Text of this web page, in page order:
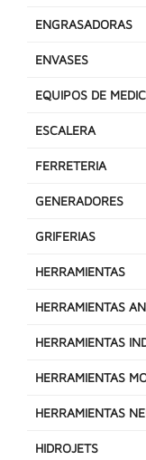
ENGRASADORAS
ENVASES
EQUIPOS DE
ESCALERA
FERRETERIA
GENERADORES
GRIFERIAS
HERRAMIENTAS
HERRAMIENTAS
HERRAMIENTAS
HERRAMIENTAS
HERRAMIENTAS
HIDROJETS